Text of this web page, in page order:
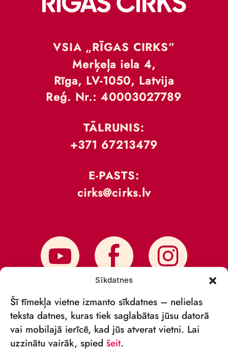
Sīkdatnes
Šī tīmekļa vietne izmanto sīkdatnes – nelielas
teksta datnes, kuras tiek saglabātas jūsu datorā
vai mobilajā ierīcē, kad jūs atverat vietni. Lai
uzzinātu vairāk, spied šeit.
VSIA „RĪGAS CIRKS”
Merķeļa iela 4,
Rīga, LV-1050, Latvija
Reģ. Nr.: 40003027789
TĀLRUNIS:
+371 67213479
E-PASTS:
cirks@cirks.lv
PIESAKIES JAUNUMIEM